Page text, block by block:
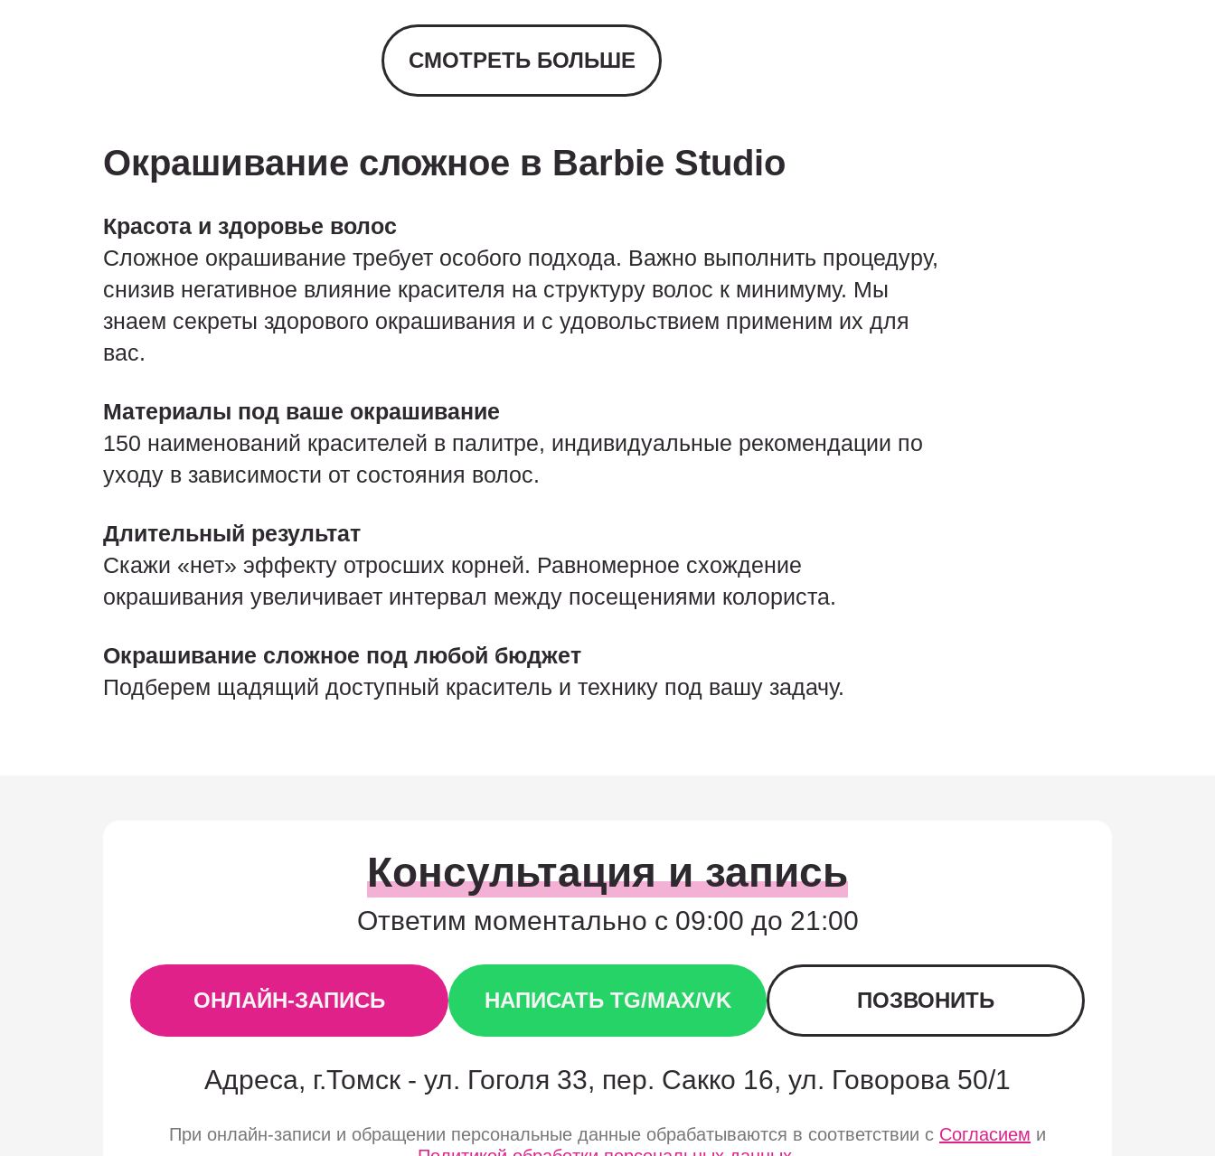
СМОТРЕТЬ БОЛЬШЕ
Окрашивание сложное в Barbie Studio
Красота и здоровье волос
Сложное окрашивание требует особого подхода. Важно выполнить процедуру,
снизив негативное влияние красителя на структуру волос к минимуму. Мы
знаем секреты здорового окрашивания и с удовольствием применим их для
вас.
Материалы под ваше окрашивание
150 наименований красителей в палитре, индивидуальные рекомендации по
уходу в зависимости от состояния волос.
Длительный результат
Скажи «нет» эффекту отросших корней. Равномерное схождение
окрашивания увеличивает интервал между посещениями колориста.
Окрашивание сложное под любой бюджет
Подберем щадящий доступный краситель и технику под вашу задачу.
Консультация и запись
Ответим моментально с 09:00 до 21:00
ОНЛАЙН-ЗАПИСЬ НАПИСАТЬ TG/MAX/VK ПОЗВОНИТЬ
Адреса, г.Томск - ул. Гоголя 33, пер. Сакко 16, ул. Говорова 50/1
При онлайн-записи и обращении персональные данные обрабатываются в соответствии с Согласием и